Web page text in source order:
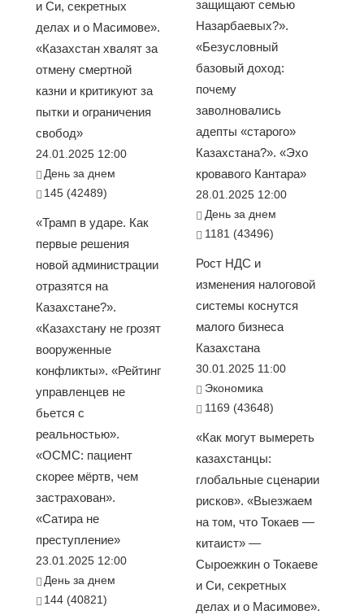
и Си, секретных
делах и о Масимове».
«Казахстан хвалят за
отмену смертной
казни и критикуют за
пытки и ограничения
свобод»
24.01.2025 12:00
День за днем
145 (42489)
«Трамп в ударе. Как
первые решения
новой администрации
отразятся на
Казахстане?».
«Казахстану не грозят
вооруженные
конфликты». «Рейтинг
управленцев не
бьется с
реальностью».
«ОСМС: пациент
скорее мёртв, чем
застрахован».
«Сатира не
преступление»
23.01.2025 12:00
День за днем
144 (40821)
защищают семью
Назарбаевых?».
«Безусловный
базовый доход:
почему
заволновались
адепты «старого»
Казахстана?». «Эхо
кровавого Кантара»
28.01.2025 12:00
День за днем
1181 (43496)
Рост НДС и
изменения налоговой
системы коснутся
малого бизнеса
Казахстана
30.01.2025 11:00
Экономика
1169 (43648)
«Как могут вымереть
казахстанцы:
глобальные сценарии
рисков». «Выезжаем
на том, что Токаев —
китаист» —
Сыроежкин о Токаеве
и Си, секретных
делах и о Масимове».